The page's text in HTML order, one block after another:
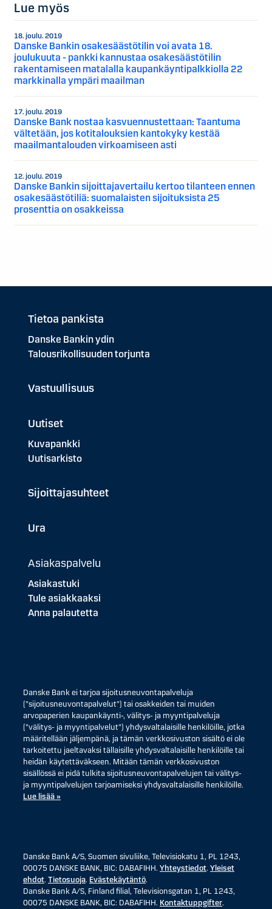
Lue myös
18. joulu. 2019
Danske Bankin osakesäästötilin voi avata 18.
joulukuuta - pankki kannustaa osakesäästötilin
rakentamiseen matalalla kaupankäyntipalkkiolla 22
markkinalla ympäri maailman
17. joulu. 2019
Danske Bank nostaa kasvuennustettaan: Taantuma
vältetään, jos kotitalouksien kantokyky kestää
maailmantalouden virkoamiseen asti
12. joulu. 2019
Danske Bankin sijoittajavertailu kertoo tilanteen ennen
osakesäästötiliä: suomalaisten sijoituksista 25
prosenttia on osakkeissa
Tietoa pankista
Danske Bankin ydin
Talousrikollisuuden torjunta
Vastuullisuus
Uutiset
Kuvapankki
Uutisarkisto
Sijoittajasuhteet
Ura
Asiakaspalvelu
Asiakastuki
Tule asiakkaaksi
Anna palautetta
Danske Bank ei tarjoa sijoitusneuvontapalveluja
("sijoitusneuvontapalvelut") tai osakkeiden tai muiden
arvopaperien kaupankäynti-, välitys- ja myyntipalveluja
("välitys- ja myyntipalvelut") yhdysvaltalaisille henkilöille, jotka
määritellään jäljempänä, ja tämän verkkosivuston sisältö ei ole
tarkoitettu jaeltavaksi tällaisille yhdysvaltalaisille henkilöille tai
heidän käytettäväkseen. Mitään tämän verkkosivuston
sisällössä ei pidä tulkita sijoitusneuvontapalvelujen tai välitys-
ja myyntipalvelujen tarjoamiseksi yhdysvaltalaisille henkilöille.
Lue lisää »
Danske Bank A/S, Suomen sivuliike, Televisiokatu 1, PL 1243,
00075 DANSKE BANK, BIC: DABAFIHH. Yhteystiedot. Yleiset
ehdot. Tietosuoja. Evästekäytäntö.
Danske Bank A/S, Finland filial, Televisionsgatan 1, PL 1243,
00075 DANSKE BANK, BIC: DABAFIHH. Kontaktuppgifter.